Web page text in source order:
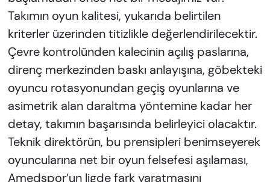
Takımın oyun kalitesi, yukarıda belirtilen
kriterler üzerinden titizlikle değerlendirilecektir.
Çevre kontrolünden kalecinin açılış paslarına,
direnç merkezinden baskı anlayışına, göbekteki
oyuncu rotasyonundan geçiş oyunlarına ve
asimetrik alan daraltma yöntemine kadar her
detay, takımın başarısında belirleyici olacaktır.
Teknik direktörün, bu prensipleri benimseyerek
oyuncularına net bir oyun felsefesi aşılaması,
Amedspor’un ligde fark yaratmasını